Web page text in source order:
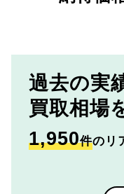
過去の実
買取相場
1,950件のリ